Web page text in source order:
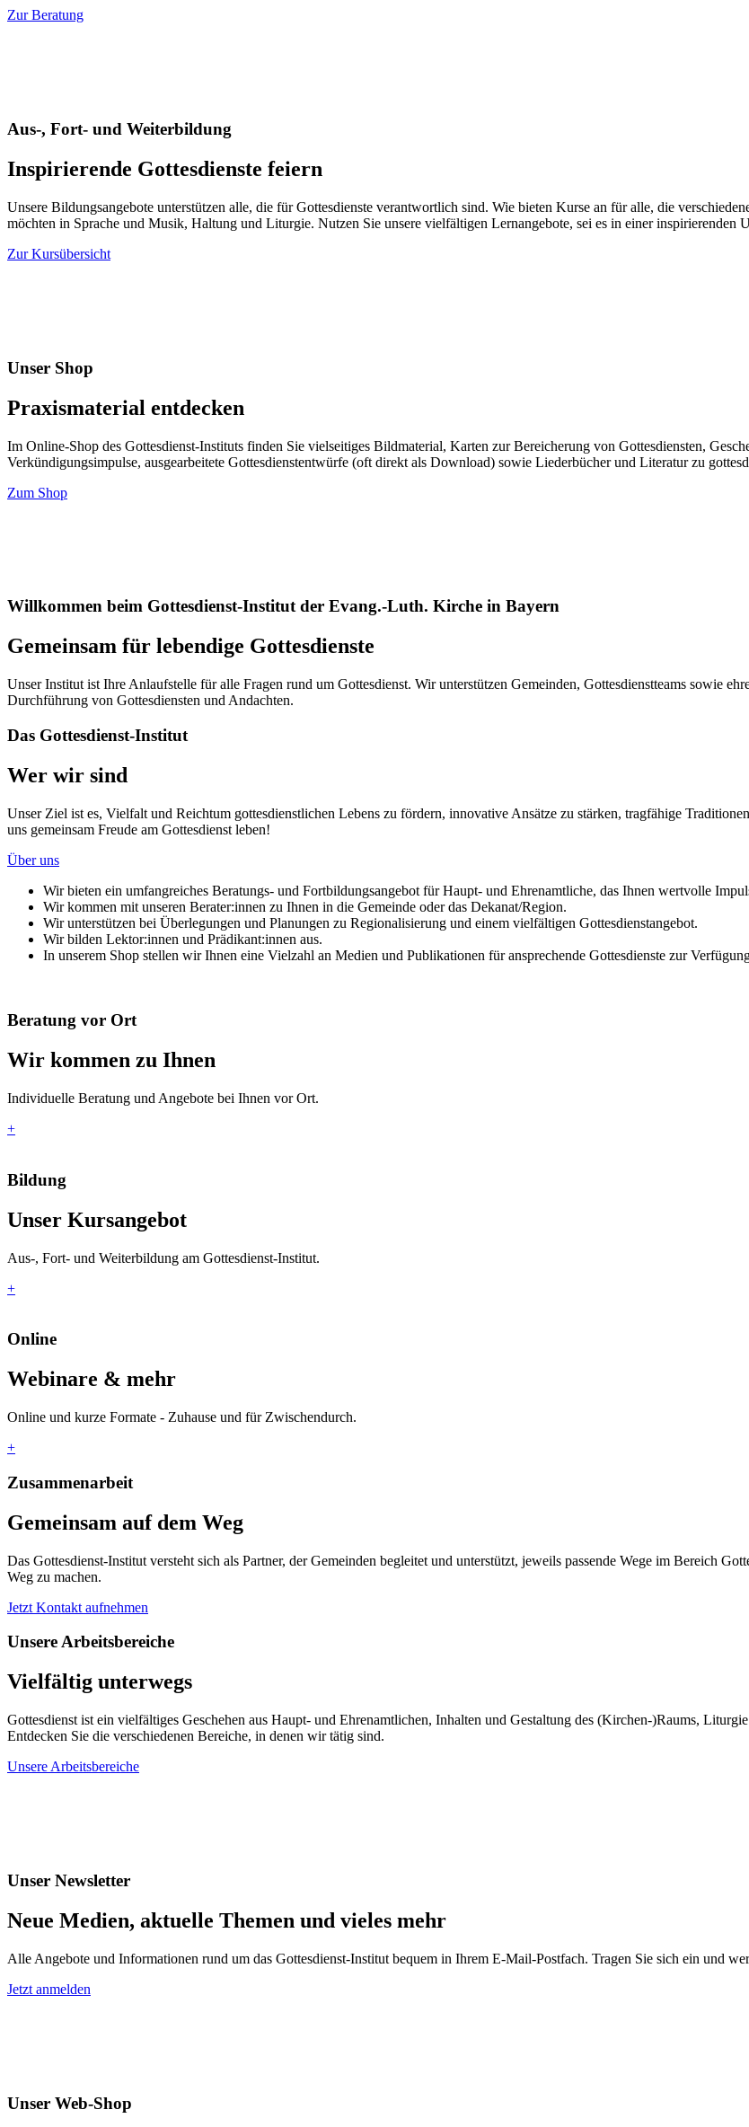
Zur Beratung
Aus-, Fort- und Weiterbildung
Inspirierende Gottesdienste feiern
Unsere Bildungsangebote unterstützen alle, die für Gottesdienste verantwortlich sind. Wie bieten Kurse an für alle, die
möchten in Sprache und Musik, Haltung und Liturgie. Nutzen Sie unsere vielfältigen Lernangebote, sei es in einer inspirierenden
Zur Kursübersicht
Unser Shop
Praxismaterial entdecken
Im Online-Shop des Gottesdienst-Instituts finden Sie vielseitiges Bildmaterial, Karten zur Bereicherung von Gottesdiensten,
Verkündigungsimpulse, ausgearbeitete Gottesdienstentwürfe (oft direkt als Download) sowie Liederbücher und Literatur zu
Zum Shop
Willkommen beim Gottesdienst-Institut der Evang.-Luth. Kirche in Bayern
Gemeinsam für lebendige Gottesdienste
Unser Institut ist Ihre Anlaufstelle für alle Fragen rund um Gottesdienst. Wir unterstützen Gemeinden, Gottesdienstteams sowie
Durchführung von Gottesdiensten und Andachten.
Das Gottesdienst-Institut
Wer wir sind
Unser Ziel ist es, Vielfalt und Reichtum gottesdienstlichen Lebens zu fördern, innovative Ansätze zu stärken, tragfähige
uns gemeinsam Freude am Gottesdienst leben!
Über uns
Wir bieten ein umfangreiches Beratungs- und Fortbildungsangebot für Haupt- und Ehrenamtliche, das Ihnen wertvolle
Wir kommen mit unseren Berater:innen zu Ihnen in die Gemeinde oder das Dekanat/Region.
Wir unterstützen bei Überlegungen und Planungen zu Regionalisierung und einem vielfältigen Gottesdienstangebot.
Wir bilden Lektor:innen und Prädikant:innen aus.
In unserem Shop stellen wir Ihnen eine Vielzahl an Medien und Publikationen für ansprechende Gottesdienste zur
Beratung vor Ort
Wir kommen zu Ihnen
Individuelle Beratung und Angebote bei Ihnen vor Ort.
+
Bildung
Unser Kursangebot
Aus-, Fort- und Weiterbildung am Gottesdienst-Institut.
+
Online
Webinare & mehr
Online und kurze Formate - Zuhause und für Zwischendurch.
+
Zusammenarbeit
Gemeinsam auf dem Weg
Das Gottesdienst-Institut versteht sich als Partner, der Gemeinden begleitet und unterstützt, jeweils passende Wege im Bereich
Weg zu machen.
Jetzt Kontakt aufnehmen
Unsere Arbeitsbereiche
Vielfältig unterwegs
Gottesdienst ist ein vielfältiges Geschehen aus Haupt- und Ehrenamtlichen, Inhalten und Gestaltung des (Kirchen-)Raums,
Entdecken Sie die verschiedenen Bereiche, in denen wir tätig sind.
Unsere Arbeitsbereiche
Unser Newsletter
Neue Medien, aktuelle Themen und vieles mehr
Alle Angebote und Informationen rund um das Gottesdienst-Institut bequem in Ihrem E-Mail-Postfach. Tragen Sie sich ein und
Jetzt anmelden
Unser Web-Shop